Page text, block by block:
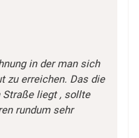
in der man sich
zu erreichen. Das die
Straße liegt , sollte
rundum sehr